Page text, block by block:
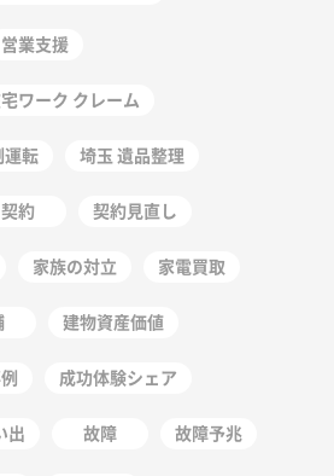
営業支援
ワーク クレーム
運転 埼玉 遺品整理
契約 契約見直し
家族の対立 家電買取
建物資産価値
成功体験シェア
出 故障 故障予兆